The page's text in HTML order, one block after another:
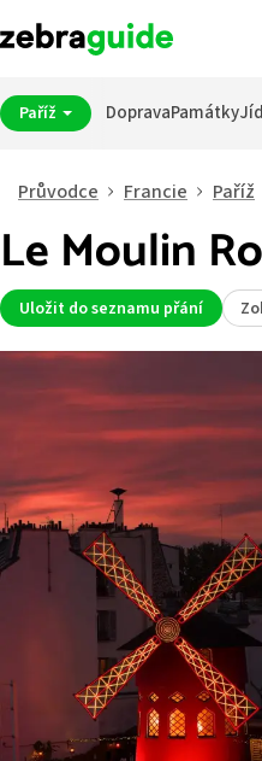
Paříž DopravaPamátky
Průvodce Francie Paříž
Le Moulin
Uložit do seznamu přání